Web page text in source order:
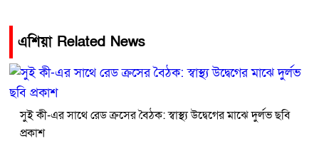
এশিয়া Related News
সুই কী-এর সাথে রেড ক্রসের বৈঠক: স্বাস্থ্য উদ্বেগের মাঝে দুর্লভ ছবি
প্রকাশ